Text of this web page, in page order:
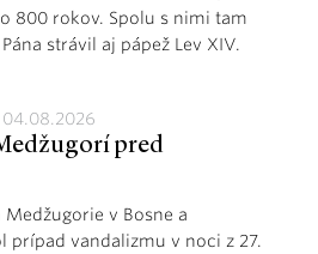
800 rokov. Spolu s nimi tam
strávil aj pápež Lev XIV.
04.08.2026
pred
v Bosne a
prípad vandalizmu v noci z 27.